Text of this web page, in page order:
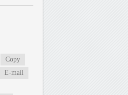
Copy
E-mail